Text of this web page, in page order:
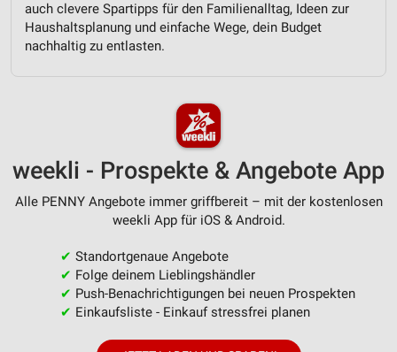
auch clevere Spartipps für den Familienalltag, Ideen zur
Haushaltsplanung und einfache Wege, dein Budget
nachhaltig zu entlasten.
weekli - Prospekte & Angebote App
Alle PENNY Angebote immer griffbereit – mit der kostenlosen
weekli App für iOS & Android.
✔ Standortgenaue Angebote
✔ Folge deinem Lieblingshändler
✔ Push-Benachrichtigungen bei neuen Prospekten
✔ Einkaufsliste - Einkauf stressfrei planen